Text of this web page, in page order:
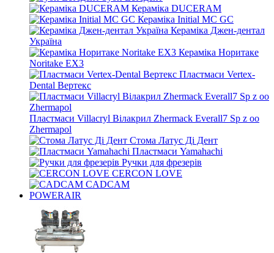
Кераміка DUCERAM
Кераміка Initial MC GC
Кераміка Джен-дентал
Україна
Кераміка Норитаке
Noritake EX3
Пластмаси Vertex-
Dental Вертекс
Пластмаси Villacryl Вілакрил Zhermack Everall7 Sp z oo
Zhermapol
Стома Латус Ді Дент
Пластмаси Yamahachi
Ручки для фрезерів
CERCON LOVE
CADCAM
POWERAIR